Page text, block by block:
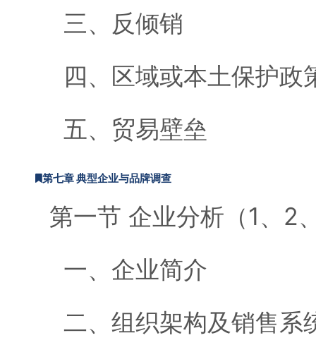
三、反倾销
四、区域或本土保护政
五、贸易壁垒
第七章 典型企业与品牌调查
第一节 企业分析（1、2
一、企业简介
二、组织架构及销售系